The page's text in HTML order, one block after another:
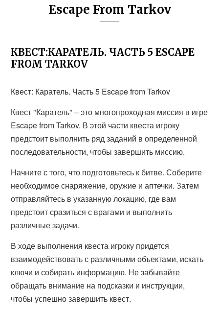
Escape From Tarkov
КВЕСТ:КАРАТЕЛЬ. ЧАСТЬ 5 ESCAPE
FROM TARKOV
Квест: Каратель. Часть 5 Escape from Tarkov
Квест "Каратель" – это многопроходная миссия в игре
Escape from Tarkov. В этой части квеста игроку
предстоит выполнить ряд заданий в определенной
последовательности, чтобы завершить миссию.
Начните с того, что подготовьтесь к битве. Соберите
необходимое снаряжение, оружие и аптечки. Затем
отправляйтесь в указанную локацию, где вам
предстоит сразиться с врагами и выполнить
различные задачи.
В ходе выполнения квеста игроку придется
взаимодействовать с различными объектами, искать
ключи и собирать информацию. Не забывайте
обращать внимание на подсказки и инструкции,
чтобы успешно завершить квест.